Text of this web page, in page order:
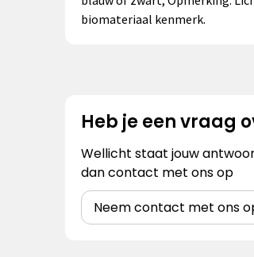
biomateriaal kenmerk.
Heb je een vraag
Wellicht staat jouw
dan contact met ons op
Neem contact met ons